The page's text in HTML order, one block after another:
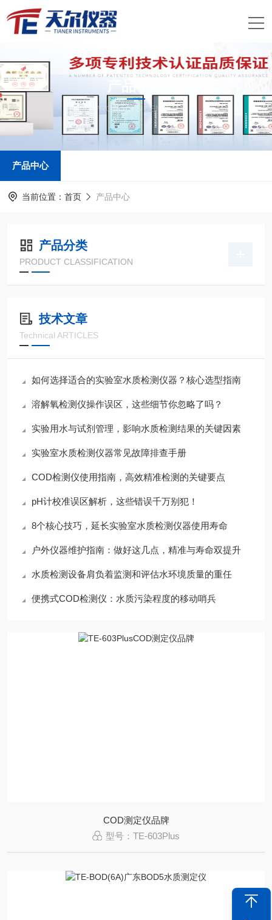
产品中心
PRODUCTS CENTER
产品中心
当前位置： 首页 产品中心
产品分类
PRODUCT CLASSIFICATION
技术文章
Technical ARTICLES
如何选择适合的实验室水质检测仪器？核心选型指南
溶解氧检测仪操作误区，这些细节你忽略了吗？
实验用水与试剂管理，影响水质检测结果的关键因素
实验室水质检测仪器常见故障排查手册
COD检测仪使用指南，高效精准检测的关键要点
pH计校准误区解析，这些错误千万别犯！
8个核心技巧，延长实验室水质检测仪器使用寿命
户外仪器维护指南：做好这几点，精准与寿命双提升
水质检测设备肩负着监测和评估水环境质量的重任
便携式COD检测仪：水质污染程度的移动哨兵
COD测定仪品牌
型号：TE-603Plus